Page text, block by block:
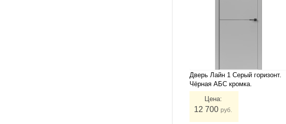
Дверь Лайн 1 Серый горизонт.
Чёрная АБС кромка.
Цена:
12 700 руб.